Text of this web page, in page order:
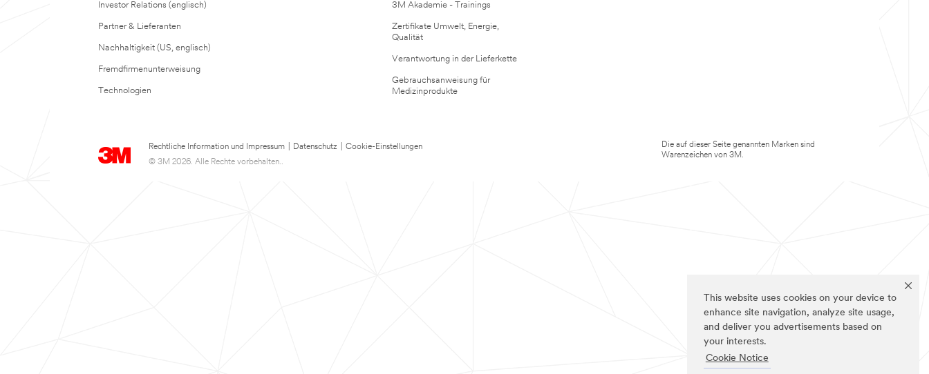
This website uses cookies on your device to
enhance site navigation, analyze site usage,
and deliver you advertisements based on
your interests.
Cookie Notice
Investor Relations (englisch)
Partner & Lieferanten
Nachhaltigkeit (US, englisch)
Fremdfirmenunterweisung
Technologien
3M Akademie - Trainings
Zertifikate Umwelt, Energie,
Qualität
Verantwortung in der Lieferkette
Gebrauchsanweisung für
Medizinprodukte
Rechtliche Information und Impressum Datenschutz
Cookie-Einstellungen
© 3M 2026. Alle Rechte vorbehalten..
Die auf dieser Seite genannten Marken sind
Warenzeichen von 3M.